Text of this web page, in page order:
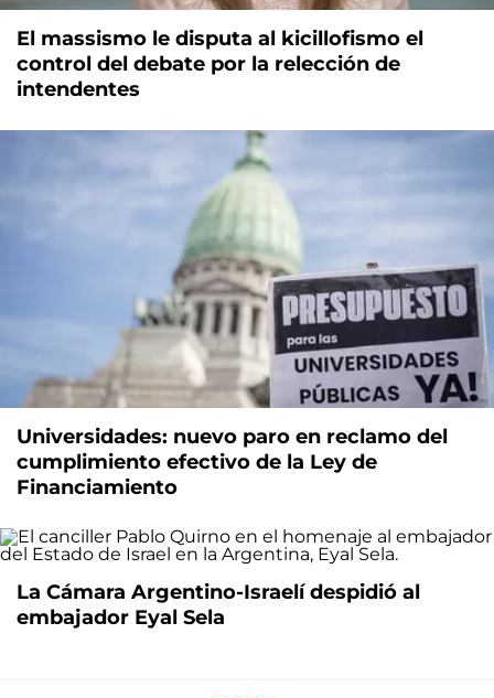
El massismo le disputa al kicillofismo el
control del debate por la relección de
intendentes
Universidades: nuevo paro en reclamo del
cumplimiento efectivo de la Ley de
Financiamiento
La Cámara Argentino-Israelí despidió al
embajador Eyal Sela